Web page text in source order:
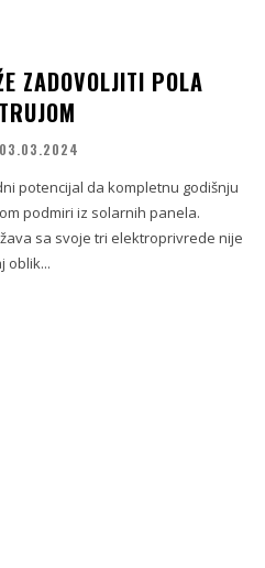
ZADOVOLJITI POLA
03.03.2024
potencijal da kompletnu godišnju
podmiri iz solarnih panela.
sa svoje tri elektroprivrede nije
oblik...